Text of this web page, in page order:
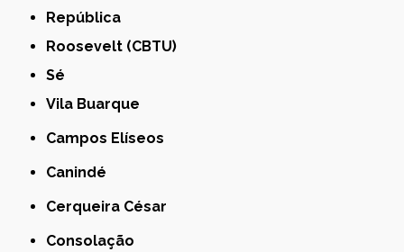
República
Roosevelt (CBTU)
Sé
Vila Buarque
Campos Elíseos
Canindé
Cerqueira César
Consolação